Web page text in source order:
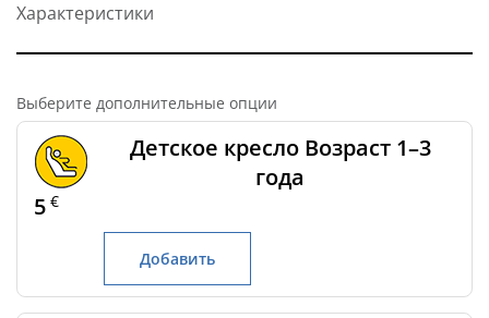
Характеристики
Выберите дополнительные опции
Детское кресло Возраст 1–3
года
5 €
Добавить